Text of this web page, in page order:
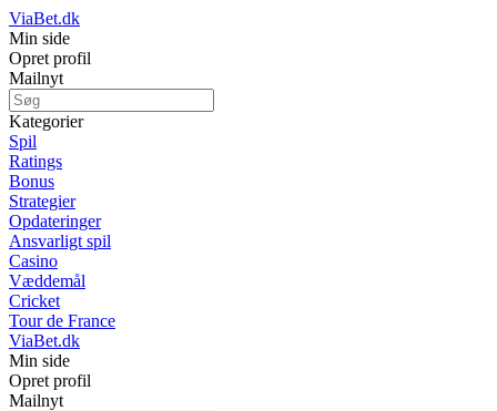
ViaBet.dk
Min side
Opret profil
Mailnyt
Kategorier
Spil
Ratings
Bonus
Strategier
Opdateringer
Ansvarligt spil
Casino
Væddemål
Cricket
Tour de France
ViaBet.dk
Min side
Opret profil
Mailnyt